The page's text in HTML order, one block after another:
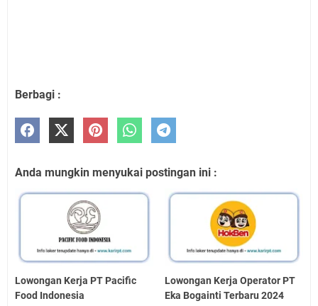
Berbagi :
Anda mungkin menyukai postingan ini :
Lowongan Kerja PT Pacific
Food Indonesia
Lowongan Kerja Operator PT
Eka Bogainti Terbaru 2024